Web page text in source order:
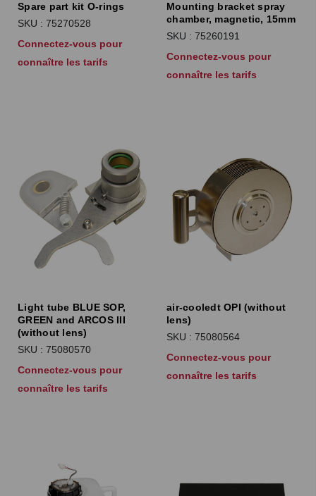
Spare part kit O-rings
SKU : 75270528
Connectez-vous pour
connaître les tarifs
Mounting bracket spray
chamber, magnetic, 15mm
SKU : 75260191
Connectez-vous pour
connaître les tarifs
Light tube BLUE SOP,
GREEN and ARCOS III
(without lens)
SKU : 75080570
Connectez-vous pour
connaître les tarifs
air-cooledt OPI (without
lens)
SKU : 75080564
Connectez-vous pour
connaître les tarifs